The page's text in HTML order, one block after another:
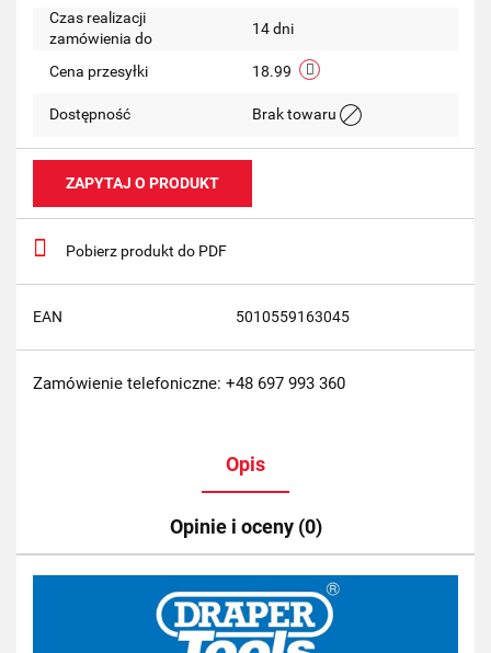
Czas realizacji
zamówienia do
14 dni
Cena przesyłki 18.99
Dostępność Brak towaru
ZAPYTAJ O PRODUKT
Pobierz produkt do PDF
EAN 5010559163045
Zamówienie telefoniczne: +48 697 993 360
Opis
Opinie i oceny (0)